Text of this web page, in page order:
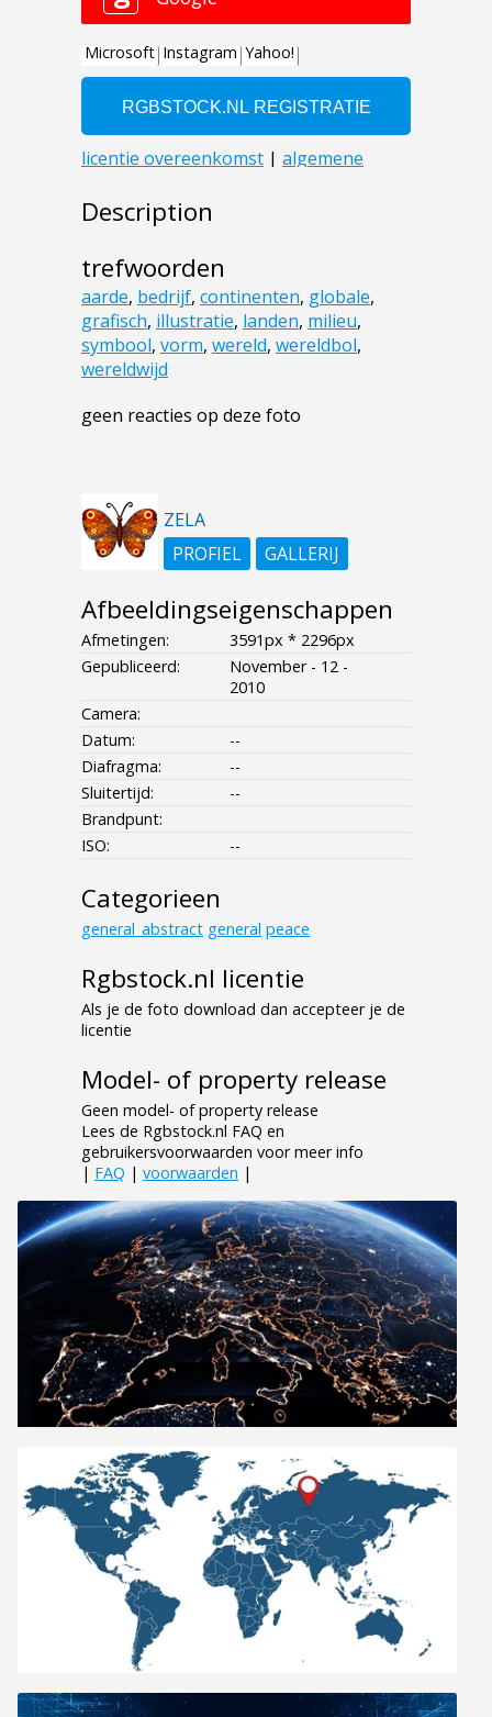
Description
trefwoorden
aarde, bedrijf, continenten, globale,
grafisch, illustratie, landen, milieu,
symbool, vorm, wereld, wereldbol,
wereldwijd
geen reacties op deze foto
ZELA
PROFIEL
GALLERIJ
Afbeeldingseigenschappen
Afmetingen:
3591px * 2296px
Gepubliceerd:
November - 12 -
2010
Camera:
Datum:
--
Diafragma:
--
Sluitertijd:
--
Brandpunt:
ISO:
--
Categorieen
general_abstract general peace
Rgbstock.nl licentie
Als je de foto download dan accepteer je de
licentie
Model- of property release
Geen model- of property release
Lees de Rgbstock.nl FAQ en
gebruikersvoorwaarden voor meer info
| FAQ | voorwaarden |